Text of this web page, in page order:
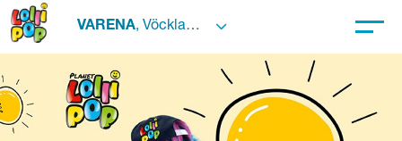
VARENA, Vöcklabruck